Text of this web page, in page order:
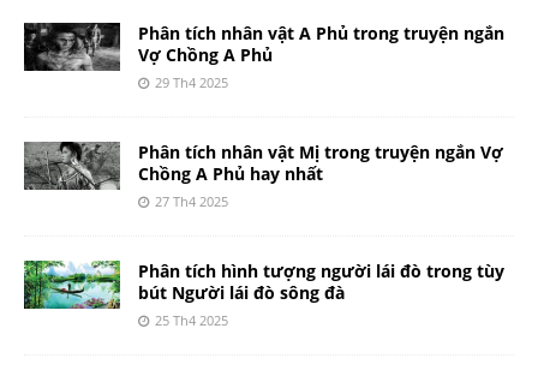
Phân tích nhân vật A Phủ trong truyện ngắn
Vợ Chồng A Phủ
29 Th4 2025
Phân tích nhân vật Mị trong truyện ngắn Vợ
Chồng A Phủ hay nhất
27 Th4 2025
Phân tích hình tượng người lái đò trong tùy
bút Người lái đò sông đà
25 Th4 2025